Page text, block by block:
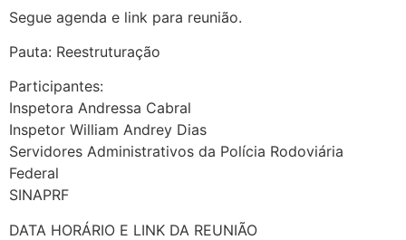
Segue agenda e link para reunião.
Pauta: Reestruturação
Participantes:
Inspetora Andressa Cabral
Inspetor William Andrey Dias
Servidores Administrativos da Polícia Rodoviária
Federal
SINAPRF
DATA HORÁRIO E LINK DA REUNIÃO